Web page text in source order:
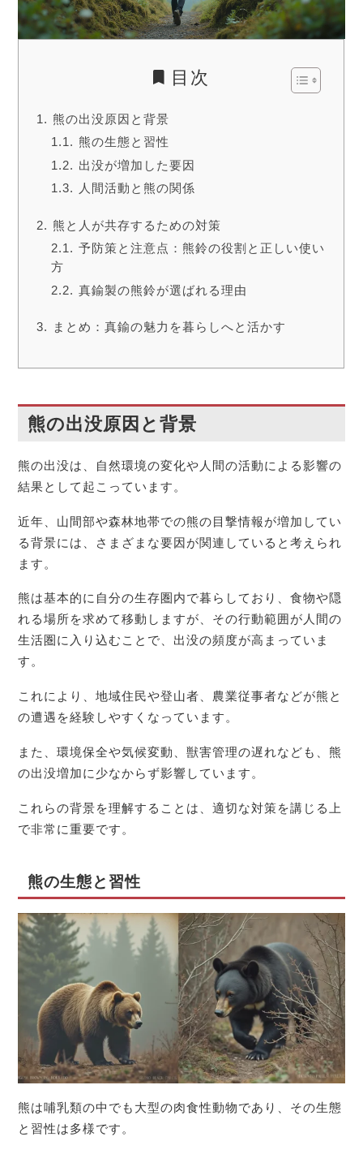
目次
熊の出没原因と背景
熊の生態と習性
出没が増加した要因
人間活動と熊の関係
熊と人が共存するための対策
予防策と注意点：熊鈴の役割と正しい使い
方
真鍮製の熊鈴が選ばれる理由
まとめ：真鍮の魅力を暮らしへと活かす
熊の出没原因と背景
熊の出没は、自然環境の変化や人間の活動による影響の
結果として起こっています。
近年、山間部や森林地帯での熊の目撃情報が増加してい
る背景には、さまざまな要因が関連していると考えられ
ます。
熊は基本的に自分の生存圏内で暮らしており、食物や隠
れる場所を求めて移動しますが、その行動範囲が人間の
生活圏に入り込むことで、出没の頻度が高まっていま
す。
これにより、地域住民や登山者、農業従事者などが熊と
の遭遇を経験しやすくなっています。
また、環境保全や気候変動、獣害管理の遅れなども、熊
の出没増加に少なからず影響しています。
これらの背景を理解することは、適切な対策を講じる上
で非常に重要です。
熊の生態と習性
熊は哺乳類の中でも大型の肉食性動物であり、その生態
と習性は多様です。